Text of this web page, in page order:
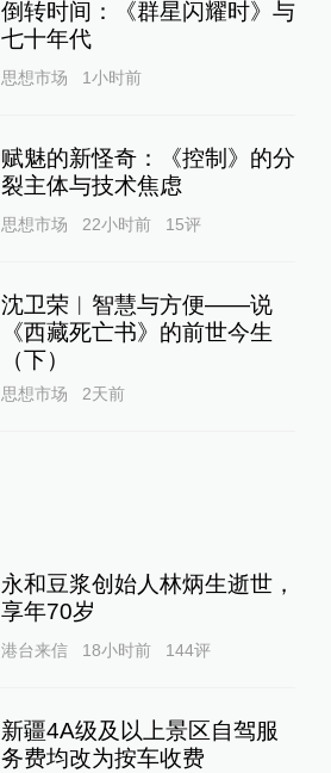
倒转时间：《群星闪耀时》与
七十年代
思想市场 1小时前
赋魅的新怪奇：《控制》的分
裂主体与技术焦虑
思想市场 22小时前 15评
沈卫荣︱智慧与方便——说
《西藏死亡书》的前世今生
（下）
思想市场 2天前
永和豆浆创始人林炳生逝世，
享年70岁
港台来信 18小时前 144评
新疆4A级及以上景区自驾服
务费均改为按车收费